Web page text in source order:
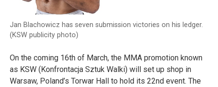
Jan Blachowicz has seven submission victories on his ledger.
(KSW publicity photo)
On the coming 16th of March, the MMA promotion known
as KSW (Konfrontacja Sztuk Walki) will set up shop in
Warsaw, Poland’s Torwar Hall to hold its 22nd event. The